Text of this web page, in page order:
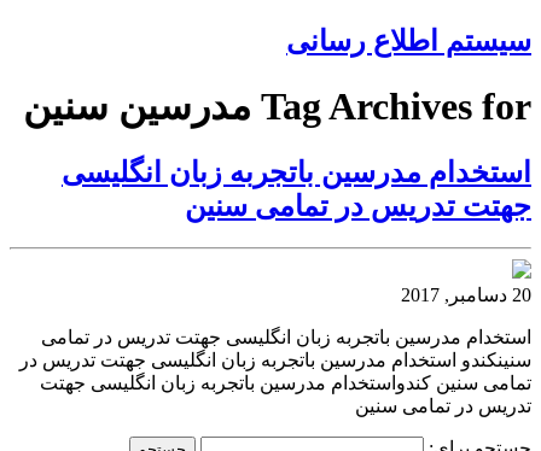
سیستم اطلاع رسانی
Tag Archives for مدرسین سنین
استخدام مدرسین باتجربه زبان انگلیسی
جهتت تدریس در تمامی سنین
20 دسامبر, 2017
استخدام مدرسین باتجربه زبان انگلیسی جهتت تدریس در تمامی
سنینکندو استخدام مدرسین باتجربه زبان انگلیسی جهتت تدریس در
تمامی سنین کندواستخدام مدرسین باتجربه زبان انگلیسی جهتت
تدریس در تمامی سنین